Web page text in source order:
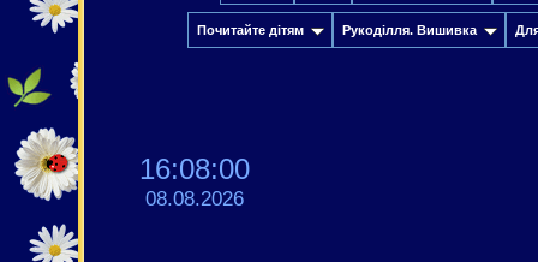
Почитайте дітям Рукоділля. Вишивка
16:08:01
08.08.2026